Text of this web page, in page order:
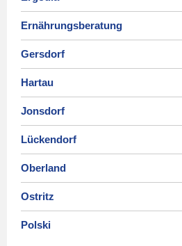
Ernährungsberatung
Gersdorf
Hartau
Jonsdorf
Lückendorf
Oberland
Ostritz
Polski